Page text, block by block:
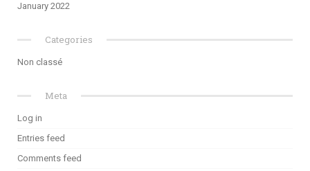
January 2022
Categories
Non classé
Meta
Log in
Entries feed
Comments feed